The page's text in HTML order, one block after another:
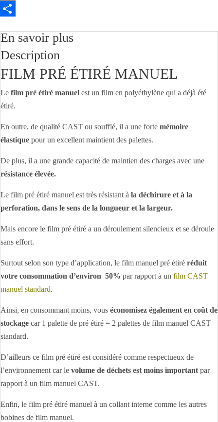
e
o
k
n
e
I
w
t
e
E
a
l
a
t
g
En savoir plus
Description
FILM PRÉ ÉTIRÉ MANUEL
Le film pré étiré manuel est un film en polyéthylène qui a déjà été
étiré.
En outre, de qualité CAST ou soufflé, il a une forte mémoire
élastique pour un excellent maintient des palettes.
De plus, il a une grande capacité de maintien des charges avec une
résistance élevée.
Le film pré étiré manuel est très résistant à la déchirure et à la
perforation, dans le sens de la longueur et la largeur.
Mais encore le film pré étiré a un déroulement silencieux et se déroule
sans effort.
Surtout selon son type d’application, le film manuel pré étiré réduit
votre consommation d’environ 50% par rapport à un film CAST
manuel standard.
Ainsi, en consommant moins, vous économisez également en coût de
stockage car 1 palette de pré étiré = 2 palettes de film manuel CAST
standard.
D’ailleurs ce film pré étiré est considéré comme respectueux de
l’environnement car le volume de déchets est moins important par
rapport à un film manuel CAST.
Enfin, le film pré étiré manuel à un collant interne comme les autres
bobines de film manuel.